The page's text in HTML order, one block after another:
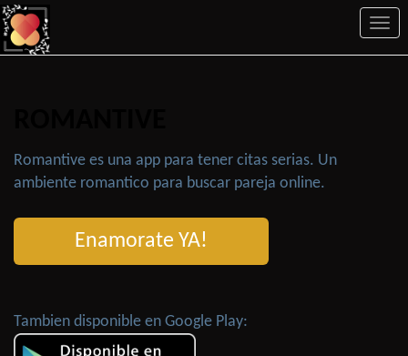
Romantive es una app para tener citas serias. Un
ambiente romantico para buscar pareja online.
Enamorate YA!
Tambien disponible en Google Play: